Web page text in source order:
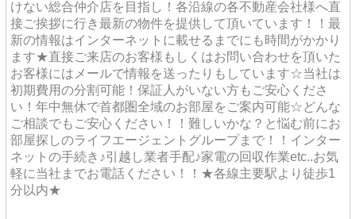
けない総合仲介店を目指し！各沿線の各不動産会社様へ直
接ご挨拶に行き最新の物件を提供して頂いています！！最
新の情報はインターネットに載せるまでにも時間がかかり
ます★直接ご来店のお客様もしくはお問い合わせを頂いた
お客様にはメールで情報を送ったりもしています☆当社は
初期費用の分割可能！保証人がいない方もご安心くださ
い！年中無休で首都圏全域のお部屋をご案内可能☆どんな
ご相談でもご安心ください！！難しいかな？と悩む前にお
部屋探しのライフエージェントグループまで！！インター
ネットの手続き♪引越し業者手配♪家電の回収作業etc..お気
軽に当社までお電話ください！！★各線主要駅より徒歩1
分以内★